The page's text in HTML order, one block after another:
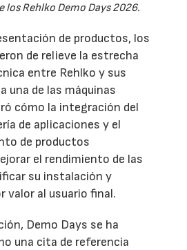
los Rehlko Demo Days 2026.
de productos, los
de relieve la estrecha
entre Rehlko y sus
una de las máquinas
cómo la integración del
de aplicaciones y el
de productos
el rendimiento de las
su instalación y
valor al usuario final.
Demo Days se ha
una cita de referencia